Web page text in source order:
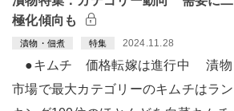
極化傾向も
漬物・佃煮 特集 2024.11.28
●キムチ 価格転嫁は進行中 漬物
市場で最大カテゴリーのキムチはラン